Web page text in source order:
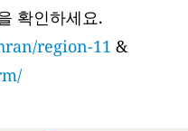
확인하세요.
region-11 &